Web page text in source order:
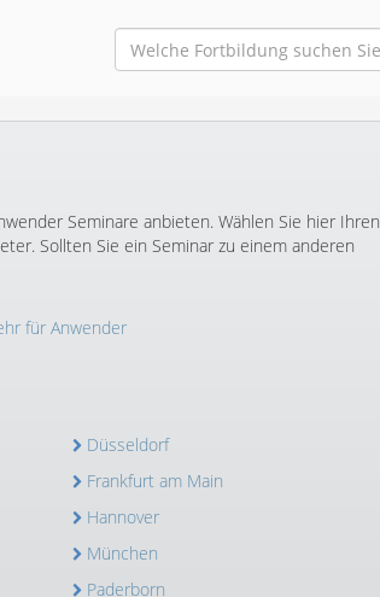
Seminare anbieten. Wählen Sie hier Ihren
Sollten Sie ein Seminar zu einem anderen
für Anwender
Düsseldorf
Frankfurt am Main
Hannover
München
Paderborn